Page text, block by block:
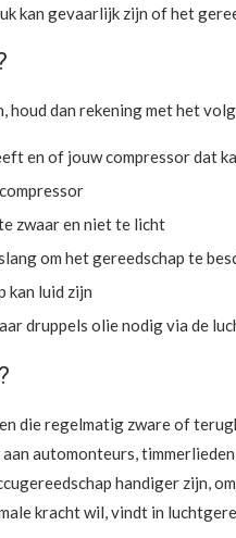
kan gevaarlijk zijn of het
houd dan rekening met het
en of jouw compressor dat
zwaar en niet te licht
om het gereedschap te
kan luid zijn
druppels olie nodig via de
die regelmatig zware of
automonteurs,
handiger zijn,
kracht wil, vindt in